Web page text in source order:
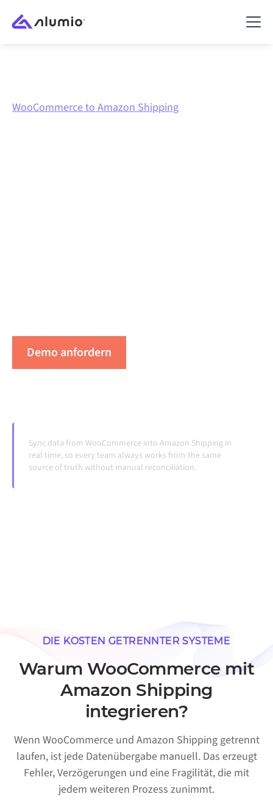
WooCommerce to Amazon Shipping
Demo anfordern
Sync data from WooCommerce into Amazon Shipping in
real time, so every team always works from the same
source of truth without manual reconciliation.
DIE KOSTEN GETRENNTER SYSTEME
Warum WooCommerce mit
Amazon Shipping
integrieren?
Wenn WooCommerce und Amazon Shipping getrennt
laufen, ist jede Datenübergabe manuell. Das erzeugt
Fehler, Verzögerungen und eine Fragilität, die mit
jedem weiteren Prozess zunimmt.